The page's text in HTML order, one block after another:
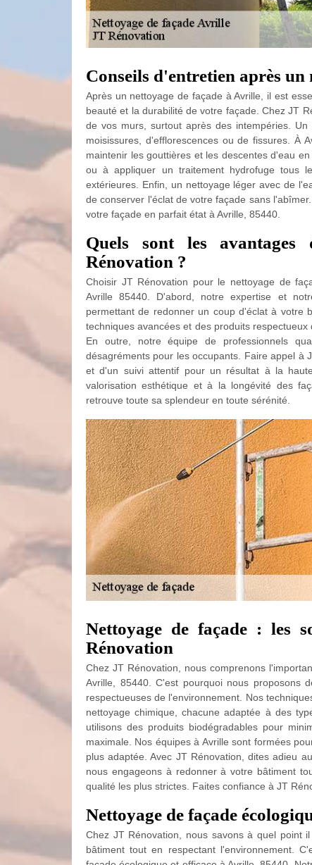
Conseils d'entretien après
Après un nettoyage de façade à Avrille, il est
beauté et la durabilité de votre façade. Chez JT
de vos murs, surtout après des intempéries.
moisissures, d'efflorescences ou de fissures. À
maintenir les gouttières et les descentes d'eau
ou à appliquer un traitement hydrofuge tous
extérieures. Enfin, un nettoyage léger avec de
de conserver l'éclat de votre façade sans
votre façade en parfait état à Avrille, 85440.
Quels sont les
Rénovation ?
Choisir JT Rénovation pour le nettoyage de
Avrille 85440. D'abord, notre expertise et
permettant de redonner un coup d'éclat à votre
techniques avancées et des produits
En outre, notre équipe de professionnels
désagréments pour les occupants. Faire appel à
et d'un suivi attentif pour un résultat à la
valorisation esthétique et à la longévité des
retrouve toute sa splendeur en toute sérénité.
Nettoyage de façade : les
Rénovation
Chez JT Rénovation, nous comprenons
Avrille, 85440. C'est pourquoi nous proposons
respectueuses de l'environnement. Nos
nettoyage chimique, chacune adaptée à des
utilisons des produits biodégradables pour
maximale. Nos équipes à Avrille sont formées
plus adaptée. Avec JT Rénovation, dites adieu
nous engageons à redonner à votre bâtiment
qualité les plus strictes. Faites confiance à JT
Nettoyage de façade
Chez JT Rénovation, nous savons à quel point
bâtiment tout en respectant l'environnement.